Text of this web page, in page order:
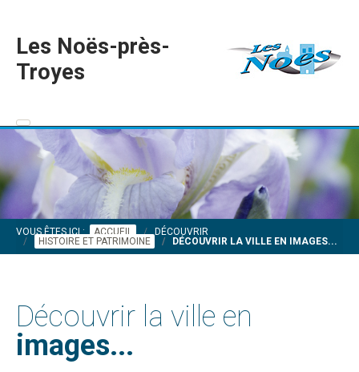
Les Noës-près-
Troyes
VOUS ÊTES ICI : ACCUEIL
DÉCOUVRIR
HISTOIRE ET PATRIMOINE
DÉCOUVRIR LA VILLE EN IMAGES...
Découvrir la ville en
images...